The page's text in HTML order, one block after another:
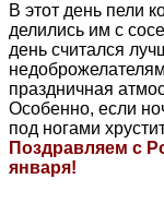
В этот день пели
делились им с
день считался
праздничная
Особенно, если
под ногами
Поздравляем с
января!